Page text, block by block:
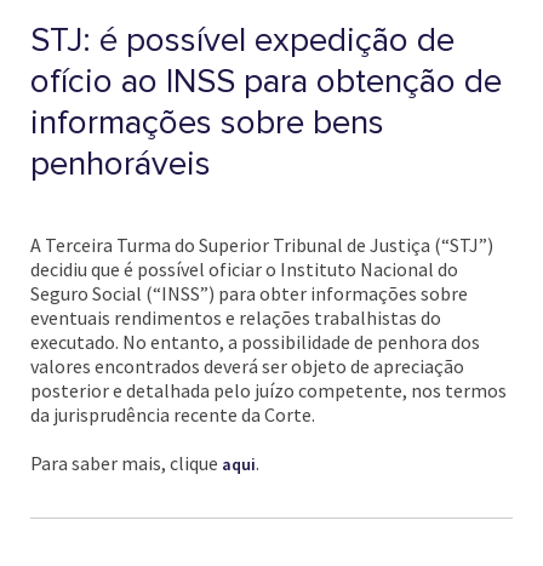
STJ: é possível expedição de
ofício ao INSS para obtenção de
informações sobre bens
penhoráveis
A Terceira Turma do Superior Tribunal de Justiça (“STJ”)
decidiu que é possível oficiar o Instituto Nacional do
Seguro Social (“INSS”) para obter informações sobre
eventuais rendimentos e relações trabalhistas do
executado. No entanto, a possibilidade de penhora dos
valores encontrados deverá ser objeto de apreciação
posterior e detalhada pelo juízo competente, nos termos
da jurisprudência recente da Corte.
Para saber mais, clique aqui.